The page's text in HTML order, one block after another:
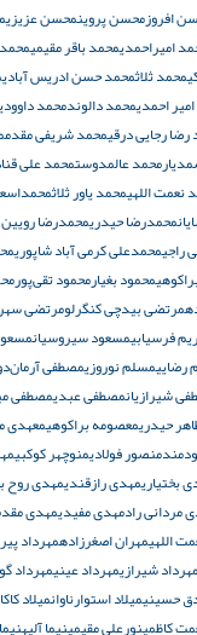
افروزمحسن پروینمحسن عزیزی
امیراحمدیمحمد باقر مقیمی
محمد ثلاثمحمد حسن ادریس آبادی
احمدیمحمد دالوندمحمد داوودی
رجایی درقیمحمد شریفی مقدم
محمد عالمدوستمحمد علی
نعمت اللهیمحمد یاور ثلاث
محمدرضا حیدریمحمدرضا رویین
راجیمحمدعلی کرمی آباد شاپوری
محمود بغیارمحمود تقی‌پور
مرتضی بیدچی کنگرلومرتضی
فرسیابیمسعود سیروسیان
رضاییمسلم نوروزیمصطفی
شیرازیانمصطفی عبدیمصطفی
حیدریمعصومه براکوهیمعهدی
منصور فولادیمنوچهر کوکبی
بختیاریمهدی رازقندیمهدی روح
مردانی رادمهدی مفیدیمهدی
اللهیمهران اصغرزادهمهرداد
شیرازیمهرداد عینیمهرداد
حسینیمیلاد استوارناوانمیلاد
کاظمینورعلی مقیمینیما آلیه